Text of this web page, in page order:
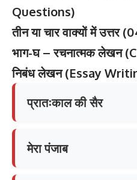
Questions)
तीनयाचारवाक्योंमेंउत्तर
भाग-घ –रचनात्मकलेखन
निबंधलेखन(Essay
प्रातःकाल की सैर
मेरा पंजाब